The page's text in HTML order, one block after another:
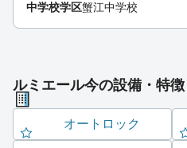
中学校学区蟹江中学校
ルミエール今の設備・特徴
オートロック